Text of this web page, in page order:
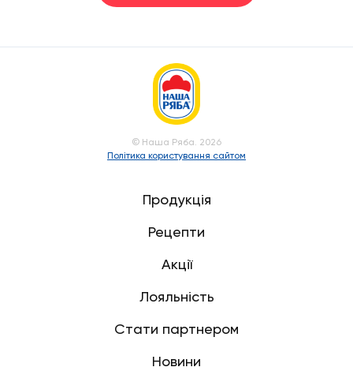
© Наша Ряба. 2026
Політика користування сайтом
Продукція
Рецепти
Акції
Лояльність
Стати партнером
Новини